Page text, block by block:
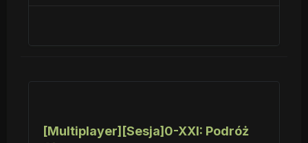
[Multiplayer][Sesja]0-XXI: Podróż